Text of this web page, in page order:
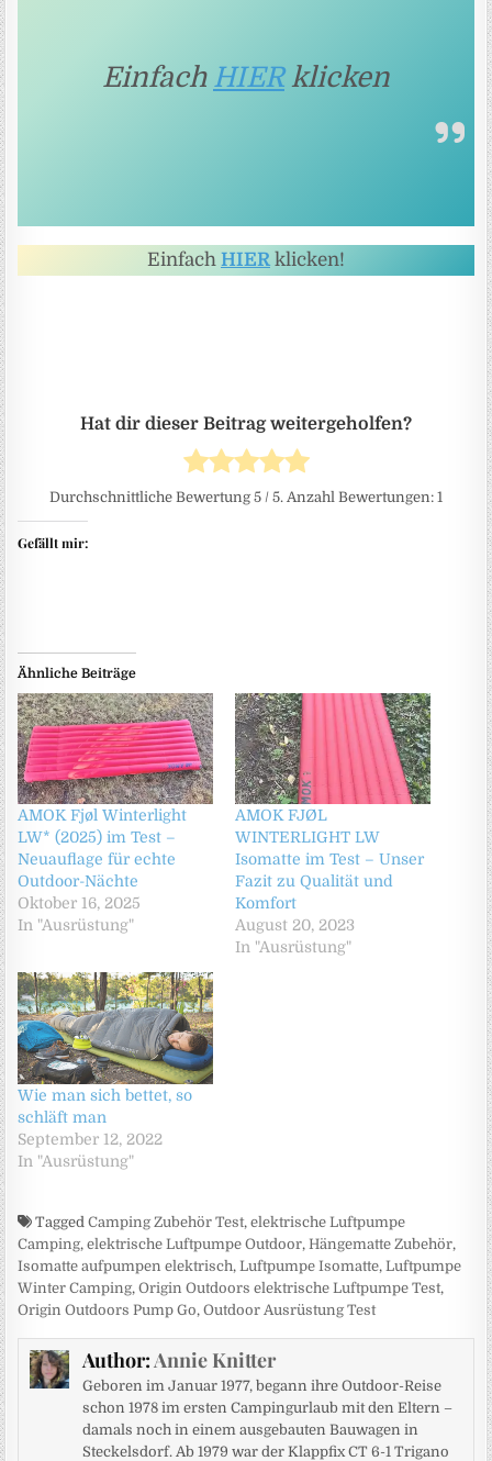
Einfach HIERklicken
Einfach HIER klicken!
Durchschnittliche Bewertung5 / 5. Anzahl Bewertungen: 1
Gefällt mir:
Ähnliche Beiträge
AMOK Fjøl Winterlight
LW* (2025) im Test –
Neuauflage für echte
Outdoor-Nächte
Oktober 16, 2025
In "Ausrüstung"
AMOK FJØL
WINTERLIGHT LW
Isomatte im Test – Unser
Fazit zu Qualität und
Komfort
August 20, 2023
In "Ausrüstung"
Wie man sich bettet, so
schläft man
September 12, 2022
In "Ausrüstung"
TaggedCamping Zubehör Test,elektrische Luftpumpe
Camping,elektrische Luftpumpe Outdoor, Hängematte Zubehör,
Isomatte aufpumpen elektrisch,Luftpumpe Isomatte,Luftpumpe
Winter Camping,Origin Outdoors elektrische Luftpumpe Test,
Origin Outdoors Pump Go,Outdoor Ausrüstung Test
Author: Annie Knitter
Geboren im Januar 1977, begann ihre Outdoor-Reise
schon 1978 im ersten Campingurlaub mit den Eltern –
damals noch in einem ausgebauten Bauwagen in
Steckelsdorf. Ab 1979 war der Klappfix CT 6-1 Trigano